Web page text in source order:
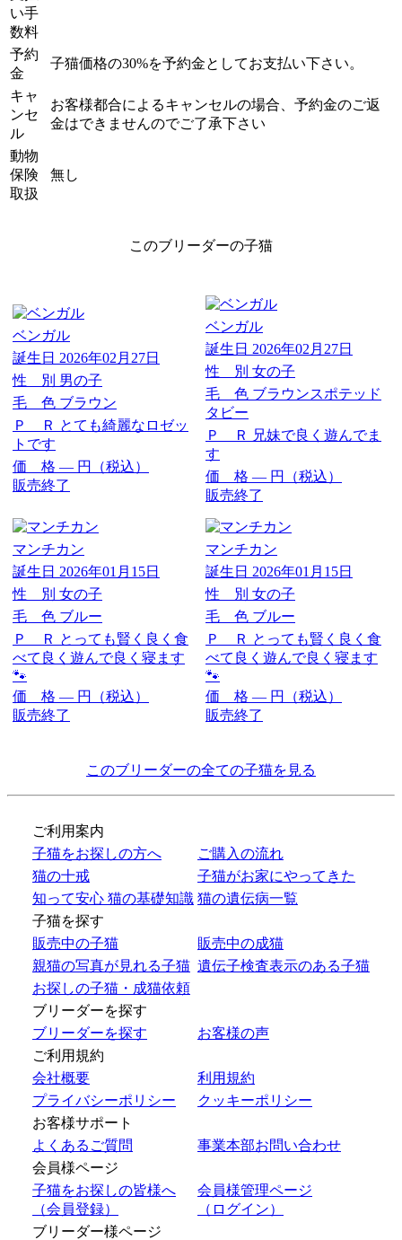
い手
数料
予約
金
子猫価格の30%を予約金としてお支払い下さい。
キャ
ンセ
ル
お客様都合によるキャンセルの場合、予約金のご返
金はできませんのでご了承下さい
動物
保険
取扱
無し
このブリーダーの子猫
ベンガル
誕生日 2026年02月27日
性 別 男の子
毛 色 ブラウン
Ｐ Ｒ とても綺麗なロゼッ
トです
価 格 ― 円（税込）
販売終了
ベンガル
誕生日 2026年02月27日
性 別 女の子
毛 色 ブラウンスポテッド
タビー
Ｐ Ｒ
兄妹で良く遊んでま
す
価 格 ― 円（税込）
販売終了
マンチカン
誕生日 2026年01月15日
性 別 女の子
毛 色 ブルー
Ｐ Ｒ とっても賢く良く食
べて良く遊んで良く寝ます
🐾
価 格 ― 円（税込）
販売終了
マンチカン
誕生日 2026年01月15日
性 別 女の子
毛 色 ブルー
Ｐ Ｒ とっても賢く良く食
べて良く遊んで良く寝ます
🐾
価 格 ― 円（税込）
販売終了
このブリーダーの全ての子猫を見る
ご利用案内
子猫をお探しの方へ
ご購入の流れ
猫の十戒
子猫がお家にやってきた
知って安心 猫の基礎知識 猫の遺伝病一覧
子猫を探す
販売中の子猫
販売中の成猫
親猫の写真が見れる子猫 遺伝子検査表示のある子猫
お探しの子猫・成猫依頼
ブリーダーを探す
ブリーダーを探す
お客様の声
ご利用規約
会社概要
利用規約
プライバシーポリシー
クッキーポリシー
お客様サポート
よくあるご質問
事業本部お問い合わせ
会員様ページ
子猫をお探しの皆様へ
（会員登録）
会員様管理ページ
（ログイン）
ブリーダー様ページ